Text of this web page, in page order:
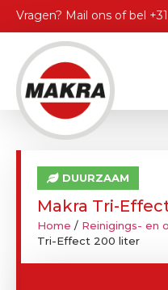
Vragen? Mail ons of bel
DUURZAAM
Makra Tri-
Home / Reinigings- en
Tri-Effect 200 liter